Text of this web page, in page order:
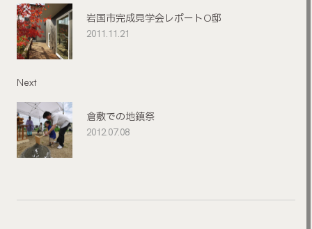
岩国市完成見学会レポートO邸
2011.11.21
Next
倉敷での地鎮祭
2012.07.08